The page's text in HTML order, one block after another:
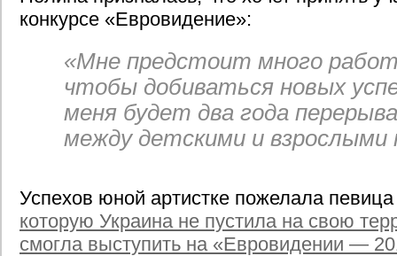
конкурсе «Евровидение»:
«Мне предстоит много
чтобы добиваться новых
меня будет два года
между детскими и взрослыми
Успехов юной артистке пожелала
которую Украина не пустила на свою
смогла выступить на «Евровидении —